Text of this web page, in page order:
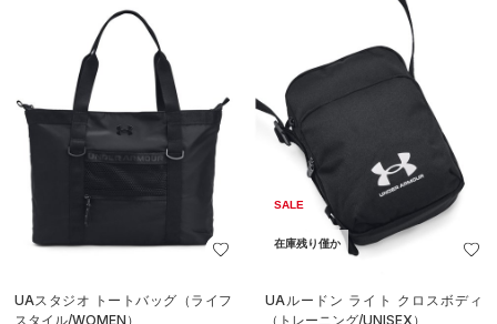
UAスタジオ トートバッグ（ライフ
スタイル/WOMEN）
SALE
在庫残り僅か
UAルードン ライト クロスボディ
（トレーニング/UNISEX）